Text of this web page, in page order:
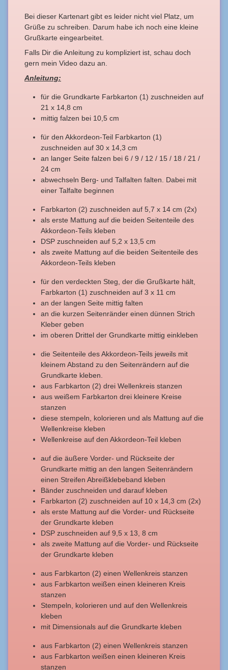
Bei dieser Kartenart gibt es leider nicht viel Platz, um
Grüße zu schreiben. Darum habe ich noch eine kleine
Grußkarte eingearbeitet.
Falls Dir die Anleitung zu kompliziert ist, schau doch
gern mein Video dazu an.
Anleitung:
für die Grundkarte Farbkarton (1) zuschneiden auf
21 x 14,8 cm
mittig falzen bei 10,5 cm
für den Akkordeon-Teil Farbkarton (1)
zuschneiden auf 30 x 14,3 cm
an langer Seite falzen bei 6 / 9 / 12 / 15 / 18 / 21 /
24 cm
abwechseln Berg- und Talfalten falten. Dabei mit
einer Talfalte beginnen
Farbkarton (2) zuschneiden auf 5,7 x 14 cm (2x)
als erste Mattung auf die beiden Seitenteile des
Akkordeon-Teils kleben
DSP zuschneiden auf 5,2 x 13,5 cm
als zweite Mattung auf die beiden Seitenteile des
Akkordeon-Teils kleben
für den verdeckten Steg, der die Grußkarte hält,
Farbkarton (1) zuschneiden auf 3 x 11 cm
an der langen Seite mittig falten
an die kurzen Seitenränder einen dünnen Strich
Kleber geben
im oberen Drittel der Grundkarte mittig einkleben
die Seitenteile des Akkordeon-Teils jeweils mit
kleinem Abstand zu den Seitenrändern auf die
Grundkarte kleben.
aus Farbkarton (2) drei Wellenkreis stanzen
aus weißem Farbkarton drei kleinere Kreise
stanzen
diese stempeln, kolorieren und als Mattung auf die
Wellenkreise kleben
Wellenkreise auf den Akkordeon-Teil kleben
auf die äußere Vorder- und Rückseite der
Grundkarte mittig an den langen Seitenrändern
einen Streifen Abreißklebeband kleben
Bänder zuschneiden und darauf kleben
Farbkarton (2) zuschneiden auf 10 x 14,3 cm (2x)
als erste Mattung auf die Vorder- und Rückseite
der Grundkarte kleben
DSP zuschneiden auf 9,5 x 13, 8 cm
als zweite Mattung auf die Vorder- und Rückseite
der Grundkarte kleben
aus Farbkarton (2) einen Wellenkreis stanzen
aus Farbkarton weißen einen kleineren Kreis
stanzen
Stempeln, kolorieren und auf den Wellenkreis
kleben
mit Dimensionals auf die Grundkarte kleben
aus Farbkarton (2) einen Wellenkreis stanzen
aus Farbkarton weißen einen kleineren Kreis
stanzen